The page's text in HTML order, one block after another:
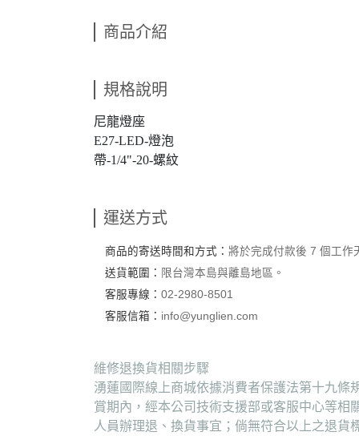
商品介紹
規格說明
尼龍燈座
E27-LED-燈泡
帶-1/4"-20-螺紋
運送方式
商品的寄送時間和方式： 將於完成付款後 7 個工作
送貨範圍： 限台灣本島與離島地區。
客服專線： 02-2980-8501
客服信箱： info@yunglien.com
維修退換貨相關步驟
湧蓮國際線上商城依據消費者保護法第十九條
賞期內，經本公司技術支援部或客服中心等
人員辦理退、換貨事宜；倘無符合以上之退